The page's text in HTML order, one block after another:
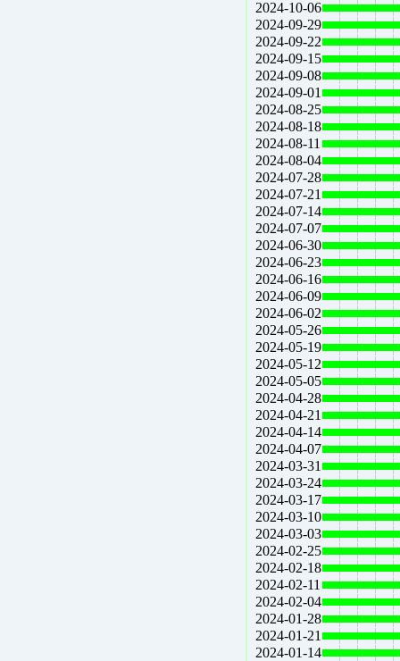
2024-10-06
2024-09-29
2024-09-22
2024-09-15
2024-09-08
2024-09-01
2024-08-25
2024-08-18
2024-08-11
2024-08-04
2024-07-28
2024-07-21
2024-07-14
2024-07-07
2024-06-30
2024-06-23
2024-06-16
2024-06-09
2024-06-02
2024-05-26
2024-05-19
2024-05-12
2024-05-05
2024-04-28
2024-04-21
2024-04-14
2024-04-07
2024-03-31
2024-03-24
2024-03-17
2024-03-10
2024-03-03
2024-02-25
2024-02-18
2024-02-11
2024-02-04
2024-01-28
2024-01-21
2024-01-14